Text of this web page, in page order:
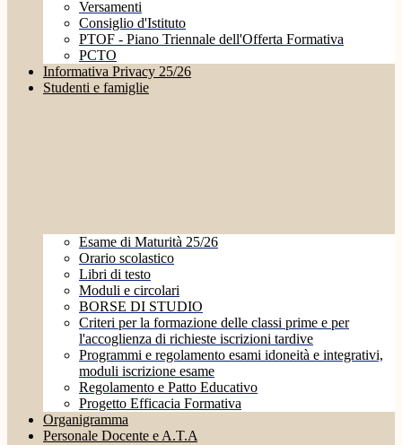
Versamenti
Consiglio d'Istituto
PTOF - Piano Triennale dell'Offerta Formativa
PCTO
Informativa Privacy 25/26
Studenti e famiglie
Esame di Maturità 25/26
Orario scolastico
Libri di testo
Moduli e circolari
BORSE DI STUDIO
Criteri per la formazione delle classi prime e per
l'accoglienza di richieste iscrizioni tardive
Programmi e regolamento esami idoneità e integrativi,
moduli iscrizione esame
Regolamento e Patto Educativo
Progetto Efficacia Formativa
Organigramma
Personale Docente e A.T.A